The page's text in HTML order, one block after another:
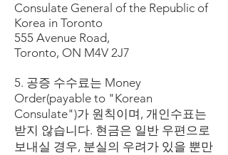
Consulate General of the Republic of
Korea in Toronto
555 Avenue Road,
Toronto, ON M4V 2J7
5. 공증 수수료는 Money
Order(payable to "Korean
Consulate")가 원칙이며, 개인수표는
받지 않습니다. 현금은 일반 우편으로
보내실 경우, 분실의 우려가 있을 뿐만